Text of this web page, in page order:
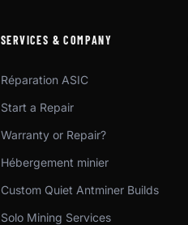
SERVICES & COMPANY
Réparation ASIC
Start a Repair
Warranty or Repair?
Hébergement minier
Custom Quiet Antminer Builds
Solo Mining Services